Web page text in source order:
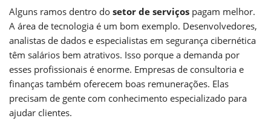
Alguns ramos dentro do setor de serviços pagam melhor.
A área de tecnologia é um bom exemplo. Desenvolvedores,
analistas de dados e especialistas em segurança cibernética
têm salários bem atrativos. Isso porque a demanda por
esses profissionais é enorme. Empresas de consultoria e
finanças também oferecem boas remunerações. Elas
precisam de gente com conhecimento especializado para
ajudar clientes.